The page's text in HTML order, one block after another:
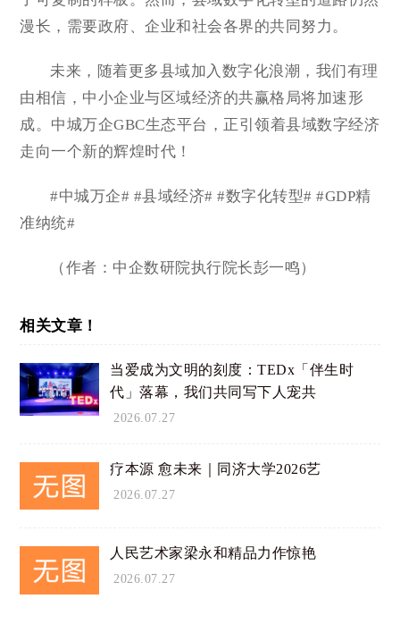
漫长，需要政府、企业和社会各界的共同努力。
未来，随着更多县域加入数字化浪潮，我们有理
由相信，中小企业与区域经济的共赢格局将加速形
成。中城万企GBC生态平台，正引领着县域数字经济
走向一个新的辉煌时代！
#中城万企# #县域经济# #数字化转型# #GDP精
准纳统#
（作者：中企数研院执行院长彭一鸣）
相关文章！
当爱成为文明的刻度：TEDx「伴生时
代」落幕，我们共同写下人宠共
2026.07.27
疗本源 愈未来｜同济大学2026艺
2026.07.27
人民艺术家梁永和精品力作惊艳
2026.07.27